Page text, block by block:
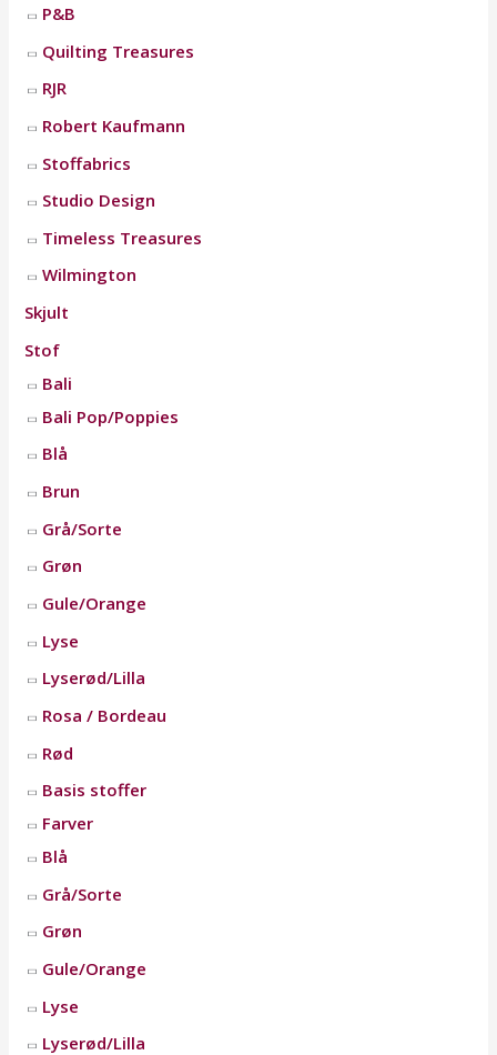
P&B
Quilting Treasures
RJR
Robert Kaufmann
Stoffabrics
Studio Design
Timeless Treasures
Wilmington
Skjult
Stof
Bali
Bali Pop/Poppies
Blå
Brun
Grå/Sorte
Grøn
Gule/Orange
Lyse
Lyserød/Lilla
Rosa / Bordeau
Rød
Basis stoffer
Farver
Blå
Grå/Sorte
Grøn
Gule/Orange
Lyse
Lyserød/Lilla